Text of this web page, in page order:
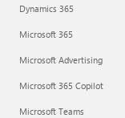
Dynamics 365
Microsoft 365
Microsoft Advertising
Microsoft 365 Copilot
Microsoft Teams